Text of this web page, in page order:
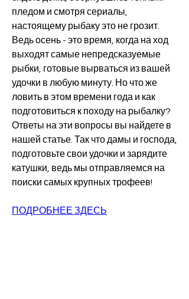
пледом и смотря сериалы,
настоящему рыбаку это не грозит.
Ведь осень - это время, когда на ход
выходят самые непредсказуемые
рыбки, готовые вырваться из вашей
удочки в любую минуту. Но что же
ловить в этом времени года и как
подготовиться к походу на рыбалку?
Ответы на эти вопросы вы найдете в
нашей статье. Так что дамы и господа,
подготовьте свои удочки и зарядите
катушки, ведь мы отправляемся на
поиски самых крупных трофеев!
ПОДРОБНЕЕ ЗДЕСЬ